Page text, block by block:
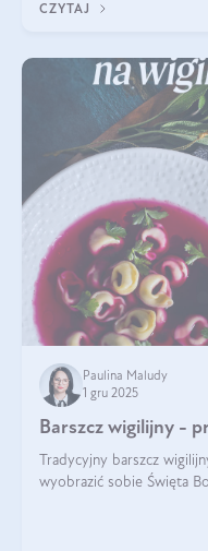
CZYTAJ
Paulina Maludy
1 gru 2025
Barszcz wigilijny -
Tradycyjny barszcz
wyobrazić sobie Święta